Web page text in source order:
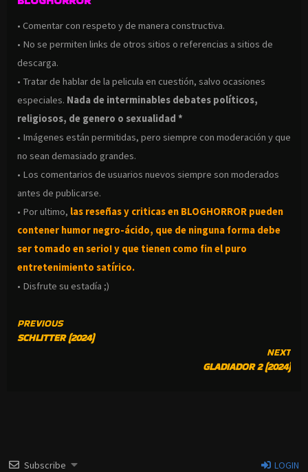
• Comentar con respeto y de manera constructiva.
• No se permiten links de otros sitios o referencias a sitios de
descarga.
• Tratar de hablar de la pelicula en cuestión, salvo ocasiones
especiales. Nada de interminables debates políticos,
religiosos, de genero o sexualidad *
• Imágenes están permitidas, pero siempre con moderación y que
no sean demasiado grandes.
• Los comentarios de usuarios nuevos siempre son moderados
antes de publicarse.
• Por ultimo, las reseñas y criticas en BLOGHORROR pueden
contener humor negro-ácido, que de ninguna forma debe
ser tomado en serio! y que tienen como fin el puro
entretenimiento satírico.
• Disfrute su estadía ;)
CONTINUE
READING
PREVIOUS
SCHLITTER (2024)
NEXT
GLADIADOR 2 (2024)
Subscribe LOGIN